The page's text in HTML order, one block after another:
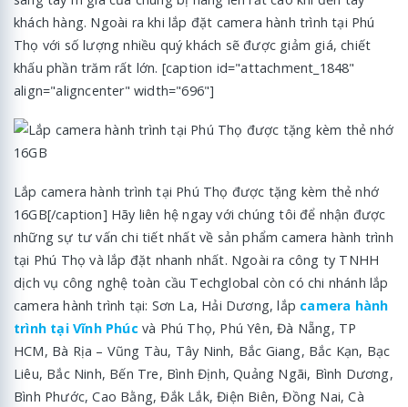
khách hàng. Ngoài ra khi lắp đặt camera hành trình tại Phú
Thọ với số lượng nhiều quý khách sẽ được giảm giá, chiết
khấu phần trăm rất lớn. [caption id="attachment_1848"
align="aligncenter" width="696"]
Lắp camera hành trình tại Phú Thọ được tặng kèm thẻ nhớ
16GB[/caption] Hãy liên hệ ngay với chúng tôi để nhận được
những sự tư vấn chi tiết nhất về sản phẩm camera hành trình
tại Phú Thọ và lắp đặt nhanh nhất. Ngoài ra công ty TNHH
dịch vụ công nghệ toàn cầu Techglobal còn có chi nhánh lắp
camera hành trình tại: Sơn La, Hải Dương, lắp camera hành
trình tại Vĩnh Phúc và Phú Thọ, Phú Yên, Đà Nẵng, TP
HCM, Bà Rịa – Vũng Tàu, Tây Ninh, Bắc Giang, Bắc Kạn, Bạc
Liêu, Bắc Ninh, Bến Tre, Bình Định, Quảng Ngãi, Bình Dương,
Bình Phước, Cao Bằng, Đắk Lắk, Điện Biên, Đồng Nai, Cà